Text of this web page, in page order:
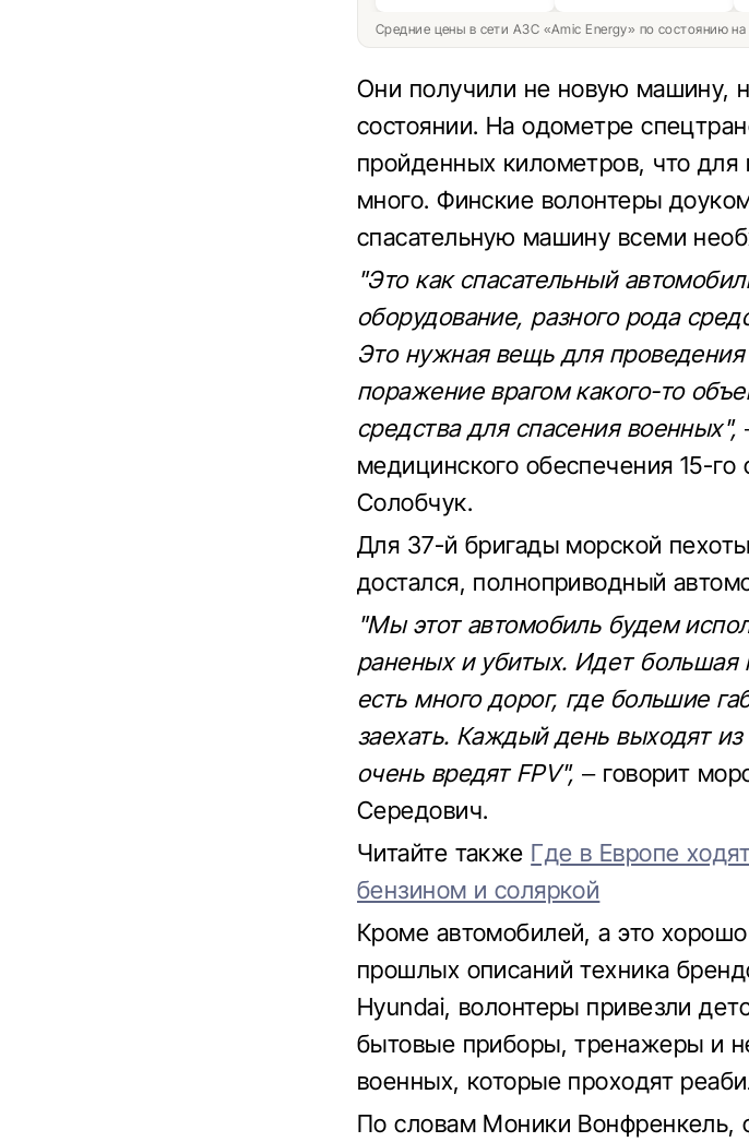
Средние цены в сети АЗС «Amic Energy» по состоянию на
Они получили не новую машину,
состоянии. На одометре
пройденных километров, что
много. Финские волонтеры
спасательную машину всеми
"Это как спасательный
оборудование, разного рода
Это нужная вещь для
поражение врагом какого-то
средства для спасения военных",
медицинского обеспечения 15-
Солобчук.
Для 37-й бригады морской
достался, полноприводный
"Мы этот автомобиль будем
раненых и убитых. Идет большая
есть много дорог, где большие
заехать. Каждый день выходят
очень вредят FPV",– говорит
Середович.
Читайте также Где в Европе
бензином и соляркой
Кроме автомобилей, а это
прошлых описаний техника
Hyundai, волонтеры привезли
бытовые приборы, тренажеры и
военных, которые проходят
По словам Моники Вонфренкель,